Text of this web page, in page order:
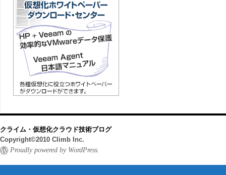
クライム・仮想化クラウド技術ブログ
Copyright©2010 Climb Inc.
Proudly powered by WordPress.